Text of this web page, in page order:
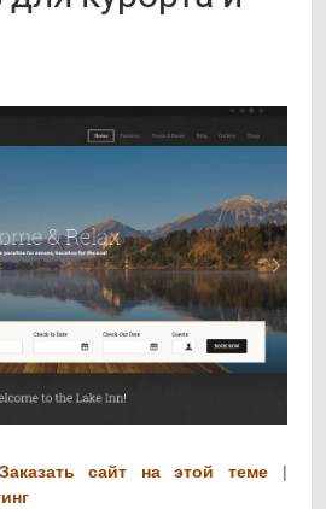
Заказать сайт на этой теме |